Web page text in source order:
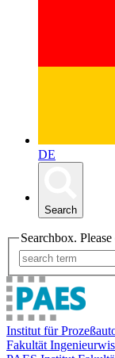
DE
Search
Searchbox.
Institut für
Fakultät